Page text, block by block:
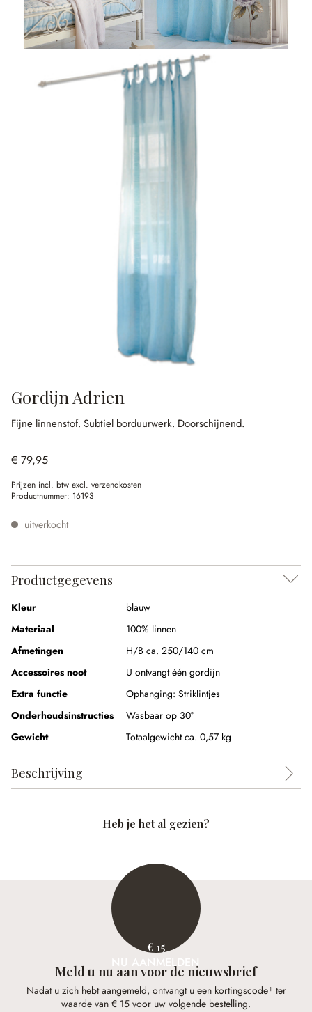
Gordijn Adrien
Fijne linnenstof. Subtiel borduurwerk. Doorschijnend.
€ 79,95
Prijzen incl. btw excl. verzendkosten
Productnummer: 16193
uitverkocht
Productgegevens
Kleur
blauw
Materiaal
100% linnen
Afmetingen
H/B ca. 250/140 cm
Accessoires noot
U ontvangt één gordijn
Extra functie
Ophanging: Striklintjes
Onderhoudsinstructies
Wasbaar op 30°
Gewicht
Totaalgewicht ca. 0,57 kg
Beschrijving
Heb je het al gezien?
€ 15
NU AANMELDEN
Meld u nu aan voor de nieuwsbrief
Nadat u zich hebt aangemeld, ontvangt u een kortingscode¹ ter
waarde van € 15 voor uw volgende bestelling.